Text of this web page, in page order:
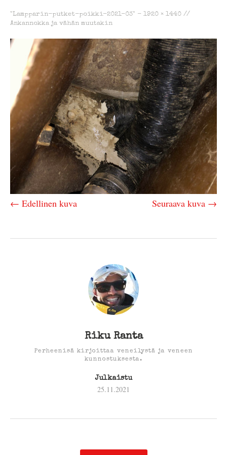
"Lampparin-putket-poikki-2021-03" - 1920 × 1440 //
Ankannokka ja vähän muutakin
← Edellinen kuva Seuraava kuva →
Riku Ranta
Perheenisä kirjoittaa veneilystä ja veneen
kunnostuksesta.
Julkaistu
25.11.2021